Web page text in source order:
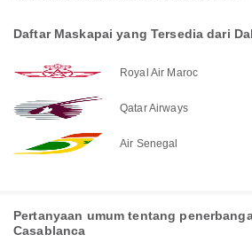
Daftar Maskapai yang Tersedia dari
Royal Air Maroc
Qatar Airways
Air Senegal
Pertanyaan umum tentang
Casablanca